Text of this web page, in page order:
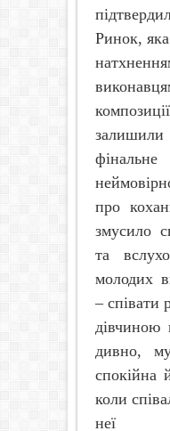
Ринок,
про
змусило
та
молодих
– співати
дивно,
спокійна
коли
неї